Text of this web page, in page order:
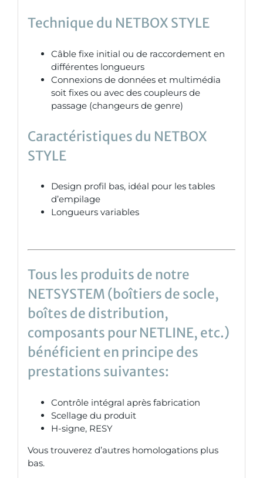
Technique du NETBOX STYLE
Câble fixe initial ou de raccordement en
différentes longueurs
Connexions de données et multimédia
soit fixes ou avec des coupleurs de
passage (changeurs de genre)
Caractéristiques du NETBOX
STYLE
Design profil bas, idéal pour les tables
d’empilage
Longueurs variables
Tous les produits de notre
NETSYSTEM (boîtiers de socle,
boîtes de distribution,
composants pour NETLINE, etc.)
bénéficient en principe des
prestations suivantes:
Contrôle intégral après fabrication
Scellage du produit
H-signe, RESY
Vous trouverez d’autres homologations plus
bas.